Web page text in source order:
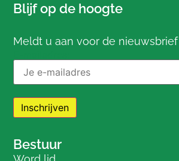
Blijf op de hoogte
Meldt u aan voor de nieuwsbrief
Bestuur